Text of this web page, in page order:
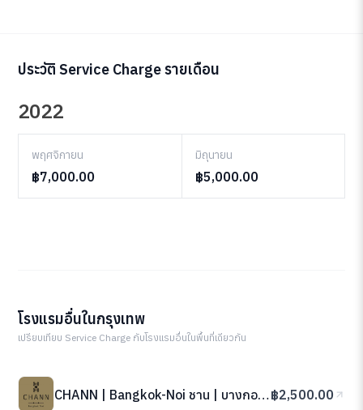
ประวัติ Service Charge รายเดือน
2022
พฤศจิกายน
฿7,000.00
มิถุนายน
฿5,000.00
โรงแรมอื่นในกรุงเทพ
เปรียบเทียบ Service Charge กับโรงแรมอื่นในพื้นที่เดียวกัน
CHANN | Bangkok-Noi ชาน | บางกอกน้อย฿2,500.00